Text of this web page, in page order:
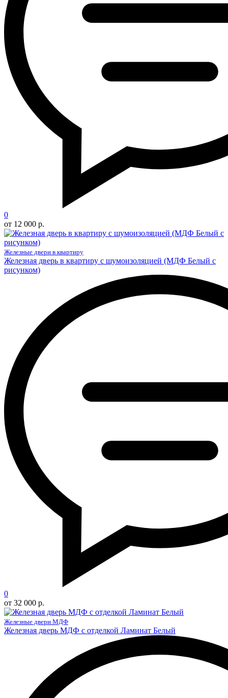
0
от 12 000 р.
Железные двери в квартиру
Железная дверь в квартиру с шумоизоляцией (МДФ Белый с
рисунком)
0
от 32 000 р.
Железные двери МДФ
Железная дверь МДФ с отделкой Ламинат Белый